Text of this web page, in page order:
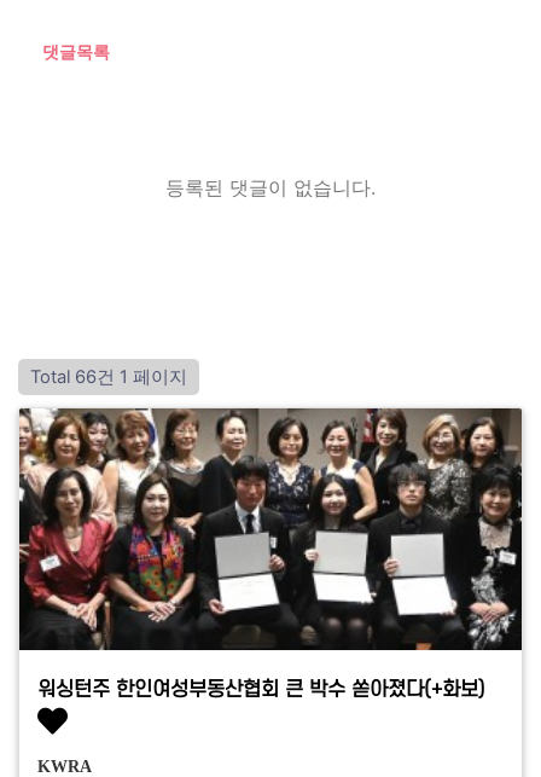
댓글목록
등록된 댓글이 없습니다.
Total 66건 1 페이지
워싱턴주 한인여성부동산협회 큰 박수 쏟아졌다(+화보)
KWRA